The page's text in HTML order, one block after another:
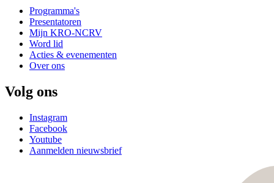
Programma's
Presentatoren
Mijn KRO-NCRV
Word lid
Acties & evenementen
Over ons
Volg ons
Instagram
Facebook
Youtube
Aanmelden nieuwsbrief